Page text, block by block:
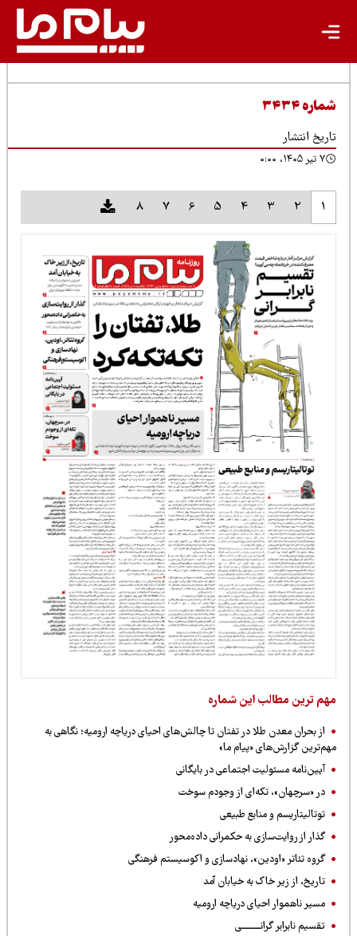
شماره ۳۴۳۴
تاریخ انتشار
۷ تیر ۱۴۰۵، ۰:۰۰
1
2
3
4
5
6
7
8
مهم ترین مطالب این شماره
از بحران معدن طلا در تفتان تا چالش‌های احیای دریاچه ارومیه؛ نگاهی به
مهم‌ترین گزارش‌های «پیام ما»
آیین‌نامه مسئولیت اجتماعی در بایگانی
در «سرچهان»، تکه‌ای از وجودم سوخت
توتالیتاریسم و منابع طبیعی
گذار از روایت‌سازی به حکمرانی داده‌محور
گروه تئاتر «اودین»، نهادسازی و اکوسیستم فرهنگی
تاریخ، از زیر خاک به خیابان آمد
مسیر ناهموار احیای دریاچه ارومیه
تقسیم نابرابر گرانــــــــی